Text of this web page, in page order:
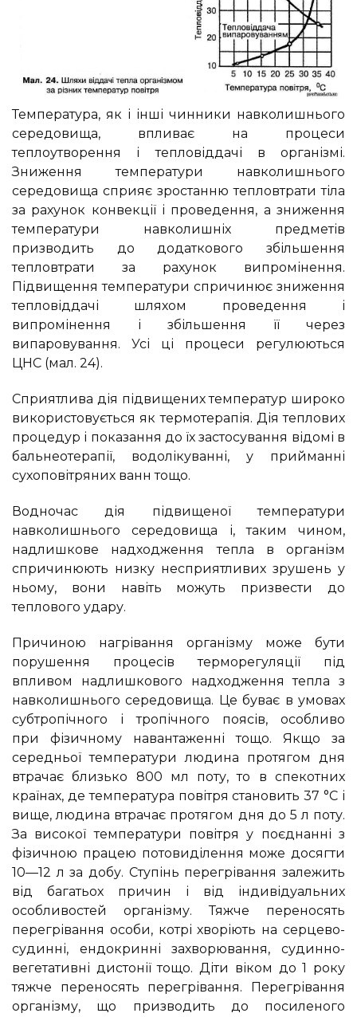
Температура, як і інші чинники навколишнього
середовища, впливає на процеси
теплоутворення і тепловіддачі в організмі.
Зниження температури навколишнього
середовища сприяє зростанню тепловтрати тіла
за рахунок конвекції і проведення, а зниження
температури навколишніх предметів
призводить до додаткового збільшення
тепловтрати за рахунок випромінення.
Підвищення температури спричинює зниження
тепловіддачі шляхом проведення і
випромінення і збільшення її через
випаровування. Усі ці процеси регулюються
ЦНС (мал. 24).
Сприятлива дія підвищених температур широко
використовується як термотерапія. Дія теплових
процедур і показання до їх застосування відомі в
бальнеотерапії, водолікуванні, у прийманні
сухоповітряних ванн тощо.
Водночас дія підвищеної температури
навколишнього середовища і, таким чином,
надлишкове надходження тепла в організм
спричинюють низку несприятливих зрушень у
ньому, вони навіть можуть призвести до
теплового удару.
Причиною нагрівання організму може бути
порушення процесів терморегуляції під
впливом надлишкового надходження тепла з
навколишнього середовища. Це буває в умовах
субтропічного і тропічного поясів, особливо
при фізичному навантаженні тощо. Якщо за
середньої температури людина протягом дня
втрачає близько 800 мл поту, то в спекотних
країнах, де температура повітря становить 37 °С і
вище, людина втрачає протягом дня до 5 л поту.
За високої температури повітря у поєднанні з
фізичною працею потовиділення може досягти
10—12 л за добу. Ступінь перегрівання залежить
від багатьох причин і від індивідуальних
особливостей організму. Тяжче переносять
перегрівання особи, котрі хворіють на серцево-
судинні, ендокринні захворювання, судинно-
вегетативні дистонії тощо. Діти віком до 1 року
тяжче переносять перегрівання. Перегрівання
організму, що призводить до посиленого